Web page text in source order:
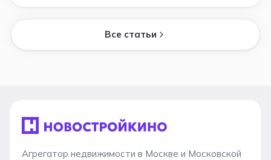
Все статьи
Агрегатор недвижимости в Москве и Московской